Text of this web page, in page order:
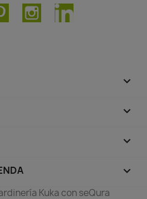
PinterestInstagramLinkedIn



keyboard_arrow_down
Kuka con seQura